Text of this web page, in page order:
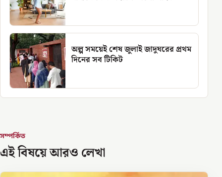
অল্প সময়েই শেষ জুলাই জাদুঘরের প্রথম
দিনের সব টিকিট
সম্পর্কিত
এই বিষয়ে আরও লেখা